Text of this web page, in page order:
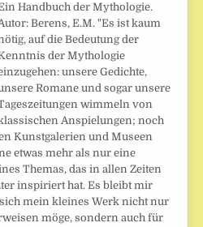
Handbuch der Mythologie.
Berens, E.M. "Es ist kaum
auf die Bedeutung der
der Mythologie
unsere Gedichte,
Romane und sogar unsere
wimmeln von
Anspielungen; noch
Kunstgalerien und Museen
etwas mehr als nur eine
Themas, das in allen Zeiten
inspiriert hat. Es bleibt mir
mein kleines Werk nicht nur
möge, sondern auch für